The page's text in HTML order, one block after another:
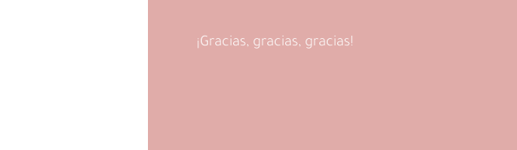
¡Gracias, gracias, gracias!